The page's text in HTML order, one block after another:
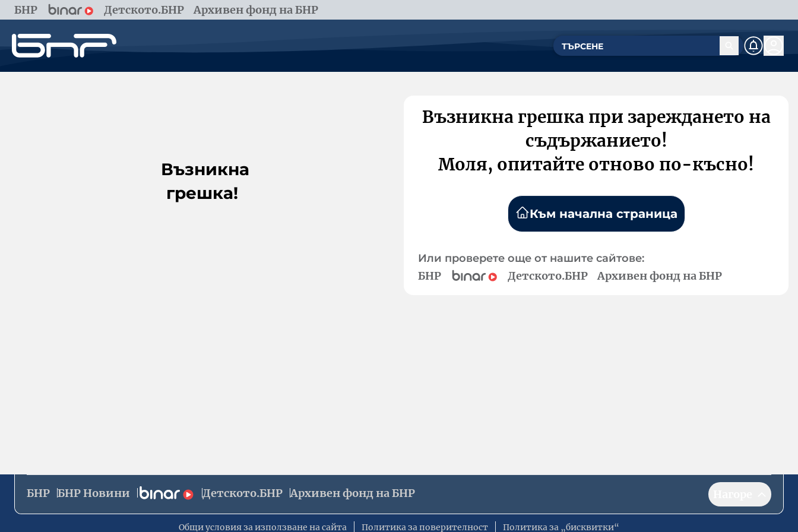
БНР Детското.БНР Архивен фонд на БНР
Възникна
грешка!
Възникна грешка при зареждането на
съдържанието!
Моля, опитайте отново по-късно!
Към начална страница
Или проверете още от нашите сайтове:
БНР Детското.БНР Архивен фонд на БНР
БНР БНР Новини Детското.БНР Архивен фонд на БНР
Общи условия за използване на сайта Политика за поверителност Политика за „бисквитки“